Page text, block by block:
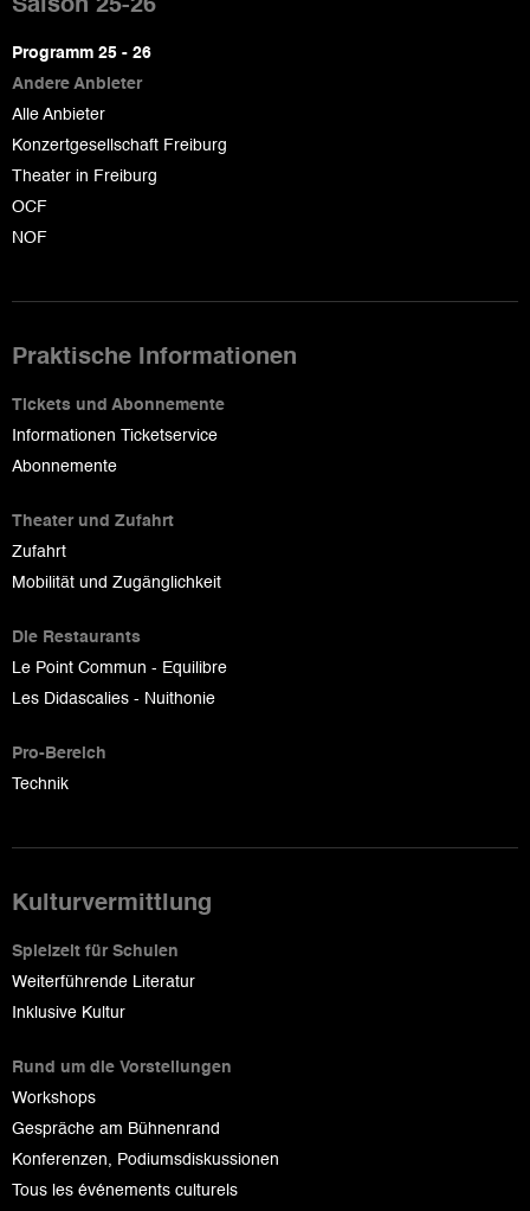
de
page
Saison 25-26
Programm 25 - 26
Andere Anbieter
Alle Anbieter
Konzertgesellschaft Freiburg
Theater in Freiburg
OCF
NOF
Praktische Informationen
Tickets und Abonnemente
Informationen Ticketservice
Abonnemente
Theater und Zufahrt
Zufahrt
Mobilität und Zugänglichkeit
Die Restaurants
Le Point Commun - Equilibre
Les Didascalies - Nuithonie
Pro-Bereich
Technik
Kulturvermittlung
Spielzeit für Schulen
Weiterführende Literatur
Inklusive Kultur
Rund um die Vorstellungen
Workshops
Gespräche am Bühnenrand
Konferenzen, Podiumsdiskussionen
Tous les événements culturels